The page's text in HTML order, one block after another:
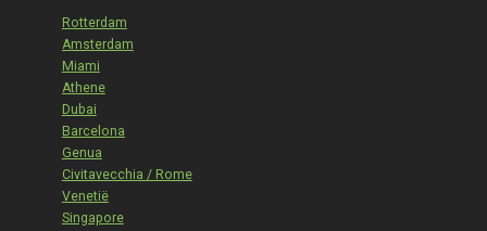
Rotterdam
Amsterdam
Miami
Athene
Dubai
Barcelona
Genua
Civitavecchia / Rome
Venetië
Singapore